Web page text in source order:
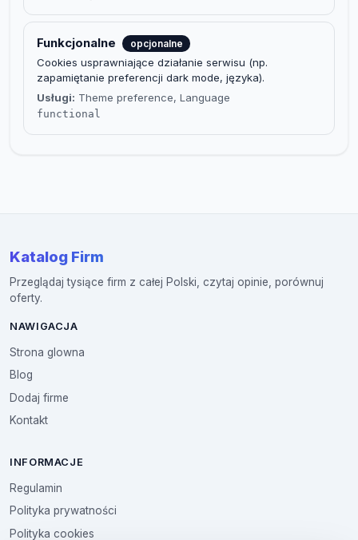
Funkcjonalne opcjonalne
Cookies usprawniające działanie serwisu (np.
zapamiętanie preferencji dark mode, języka).
Usługi: Theme preference, Language
functional
Katalog Firm
Przeglądaj tysiące firm z całej Polski, czytaj opinie, porównuj
oferty.
NAWIGACJA
Strona glowna
Blog
Dodaj firme
Kontakt
INFORMACJE
Regulamin
Polityka prywatności
Polityka cookies